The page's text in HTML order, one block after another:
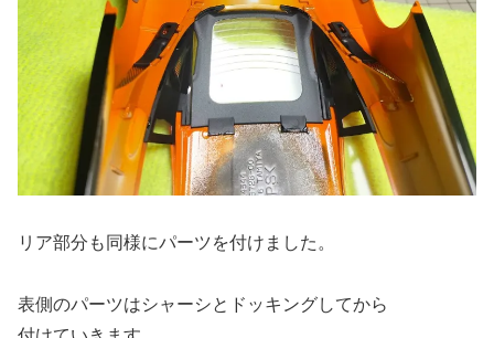
リア部分も同様にパーツを付けました。
表側のパーツはシャーシとドッキングしてから